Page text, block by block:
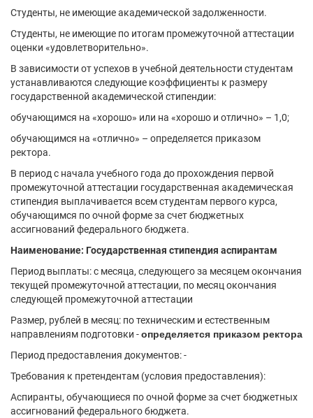
Студенты, не имеющие академической задолженности.
Студенты, не имеющие по итогам промежуточной аттестации
оценки «удовлетворительно».
В зависимости от успехов в учебной деятельности студентам
устанавливаются следующие коэффициенты к размеру
государственной академической стипендии:
обучающимся на «хорошо» или на «хорошо и отлично» – 1,0;
обучающимся на «отлично» – определяется приказом
ректора.
В период с начала учебного года до прохождения первой
промежуточной аттестации государственная академическая
стипендия выплачивается всем студентам первого курса,
обучающимся по очной форме за счет бюджетных
ассигнований федерального бюджета.
Наименование: Государственная стипендия аспирантам
Период выплаты: с месяца, следующего за месяцем окончания
текущей промежуточной аттестации, по месяц окончания
следующей промежуточной аттестации
Размер, рублей в месяц: по техническим и естественным
направлениям подготовки -определяется приказом ректора
Период предоставления документов: -
Требования к претендентам (условия предоставления):
Аспиранты, обучающиеся по очной форме за счет бюджетных
ассигнований федерального бюджета.